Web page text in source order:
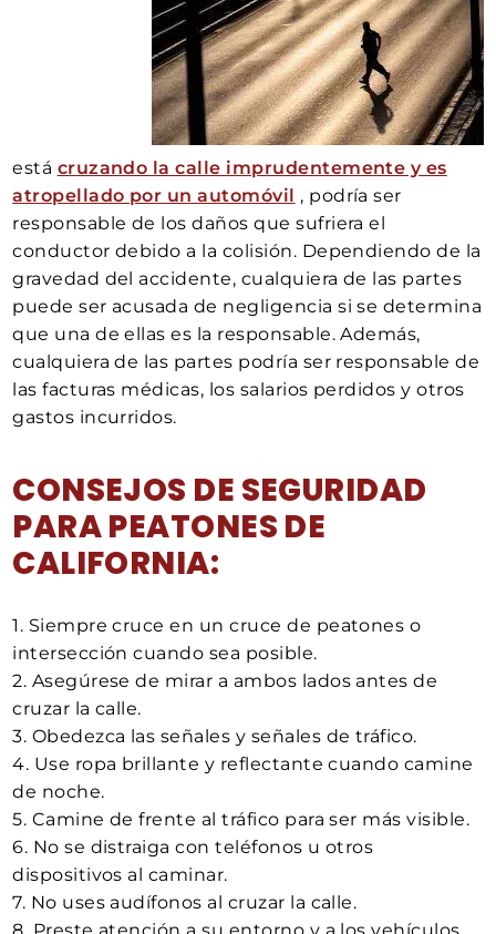
está cruzando la calle imprudentemente y es
atropellado por un automóvil , podría ser
responsable de los daños que sufriera el
conductor debido a la colisión. Dependiendo de la
gravedad del accidente, cualquiera de las partes
puede ser acusada de negligencia si se determina
que una de ellas es la responsable. Además,
cualquiera de las partes podría ser responsable de
las facturas médicas, los salarios perdidos y otros
gastos incurridos.
CONSEJOS DE SEGURIDAD
PARA PEATONES DE
CALIFORNIA:
1. Siempre cruce en un cruce de peatones o
intersección cuando sea posible.
2. Asegúrese de mirar a ambos lados antes de
cruzar la calle.
3. Obedezca las señales y señales de tráfico.
4. Use ropa brillante y reflectante cuando camine
de noche.
5. Camine de frente al tráfico para ser más visible.
6. No se distraiga con teléfonos u otros
dispositivos al caminar.
7. No uses audífonos al cruzar la calle.